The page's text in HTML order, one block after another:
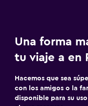
Una forma
tu viaje a en
Hacemos que sea
con los amigos o la
disponible para su